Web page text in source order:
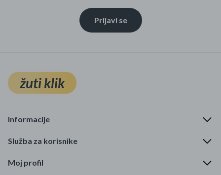
Čišćenje zaliha
Kišobrani akcija
Ograničena cijena
Najpopularniji proizvodi
Roba s greškom
Prijavi se
žuti klik
Informacije
Služba za korisnike
Moj profil